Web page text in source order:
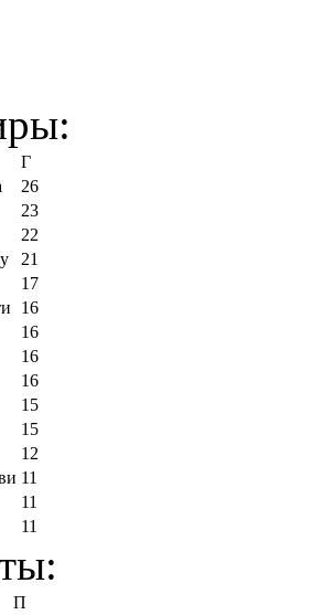
Г
26
23
22
21
17
16
16
16
16
15
15
12
11
11
11
П